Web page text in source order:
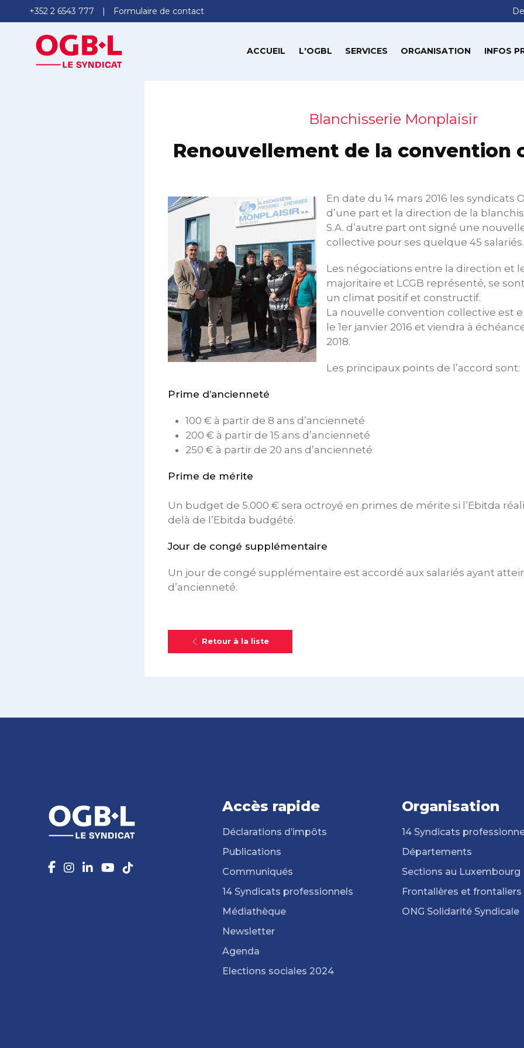
+352 2 6543 777 Formulaire de contact
ACCUEIL L'OGBL SERVICES ORGANISATION INFOS
Blanchisserie Monplaisir
Renouvellement de la convention
En date du 14 mars 2016 les syndicats
d’une part et la direction de la
S.A. d’autre part ont signé une
collective pour ses quelque 45 salariés.
Les négociations entre la direction et
majoritaire et LCGB représenté, se
un climat positif et constructif.
La nouvelle convention collective est
le 1er janvier 2016 et viendra à
2018.
Les principaux points de l’accord sont:
Prime d’ancienneté
100 € à partir de 8 ans d’ancienneté
200 € à partir de 15 ans d’ancienneté
250 € à partir de 20 ans d’ancienneté
Prime de mérite
Un budget de 5.000 € sera octroyé en primes de mérite si l’Ebitda
delà de l’Ebitda budgété.
Jour de congé supplémentaire
Un jour de congé supplémentaire est accordé aux salariés ayant
d’ancienneté.
Retour à la liste
Accès rapide
Déclarations d’impôts
Publications
Communiqués
14 Syndicats professionnels
Médiathèque
Newsletter
Agenda
Elections sociales 2024
Organisation
14 Syndicats
Départements
Sections au Luxembourg
Frontalières et frontaliers
ONG Solidarité Syndicale